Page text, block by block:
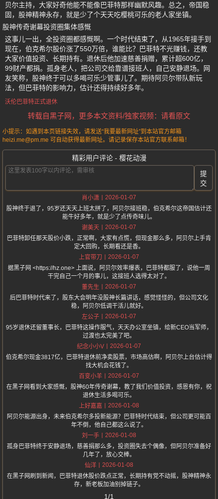
贝尔主持，大家好奇他能不能像巴菲特那样幽默风趣。总之，帝国稳
固，股神精神永存，就是少了个天天吃樱桃可乐的老人家坐镇。
股神传奇谢幕投资圈集体感慨
这事儿一出，全投资圈都感慨啊。一个时代结束了，从1965年接手到
现在，伯克希尔股价涨了550万倍，谁能比？巴菲特不光赚钱，还教
大家价值投资、长期持有。退休后他加速慈善捐赠，累计超600亿，
99财产都捐。孤身老人，把公司交给靠谱接班人，自己安静退场。网
友笑称，股神终于可以多喝可乐少管事儿了。期待阿贝尔带队新玩
法，但巴菲特的影响力，估计还得持续好多年。
沃伦巴菲特正式退休
转载自黑子网，更多本文资料/独家视频：请看原文
小提示：如遇到本页链接失效，请发送“我要最新网址”到本站官方邮箱
heizi.me@pm.me 可自动获得最新网址。请记录保存本站官方联系邮箱！
精彩用户评论 - 樱花动漫
提
交
肖小潇
2026-01-07
股神终于退了，95岁还天天上班太拼了，阿贝尔接班稳，伯克希尔这帝国估计还
能牛好多年，就是少了点传奇味儿。
谢美天
2026-01-07
巴菲特卸任那天股价小跌，正常啊，大家有点慌，但现金那么多，阿贝尔上手肯
定大回购，长期看还是香。
上官带刀
2026-01-07
据黑子网 <https://hz.one> 上面说，阿贝尔效率爆表，巴菲特都服了，说他一周
干完自己一个月的事儿，这接班人选得太对了。
董先生
2026-01-07
后巴菲特时代来了，股东大会明年没股神长篇讲话，感觉怪怪的，但公司文化
稳，阿贝尔低调干活儿就好。
左公子
2026-01-07
95岁退休还留董事长，巴菲特这操作服气，天天办公室坐镇，给新CEO当军师，
过渡也太完美了吧。
纪念小小V
2026-01-07
伯克希尔现金3817亿，巴菲特退休前净卖股票，市场高估啊，阿贝尔上台估计得
找大机会花钱了。
百变小羊
2026-01-07
在黑子网看到大家感慨，股神60年传奇谢幕，教了我们价值投资，感恩有你，祝
退休生活多喝可乐。
上好嘉嘉
2026-01-08
阿贝尔能源出身，未来伯克希尔多投新能源？巴菲特时代结束，但公司更可能百
年不倒，他自己都这么说了。
刘一手
2026-01-08
孤身巴菲特终于安静退场，慈善捐那么多，投资圈失去个偶像，但阿贝尔准备好
几年了，放心交棒。
仙洋
2026-01-08
在黑子网刷到新闻，巴菲特退休股价跌点正常，长期持有党不动摇，股神精神永
存，新老板加油别掉链子。
1/1